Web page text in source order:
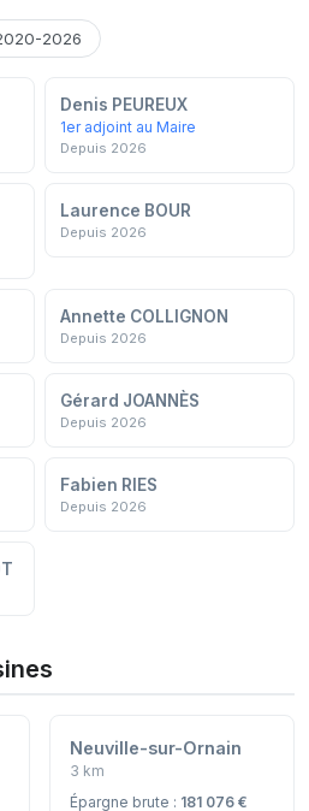
2026
Denis PEUREUX
1er adjoint au Maire
Depuis 2026
Laurence BOUR
Depuis 2026
Annette COLLIGNON
Depuis 2026
Gérard JOANNÈS
Depuis 2026
Fabien RIES
Depuis 2026
Neuville-sur-Ornain
3 km
Épargne brute : 181 076 €